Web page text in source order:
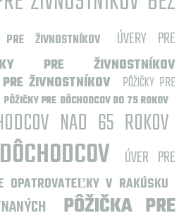
PRE ŽIVNOSTNÍKOV
ÚVERY PRE
PRE ŽIVNOSTNÍKOV
ŽIVNOSTNÍKOV
PÔŽIČKY PRE
PÔŽIČKY PRE DÔCHODCOV DO 75 ROKOV
NAD 65 ROKOV
ÚVER PRE
OPATROVATEĽKY V RAKÚSKU
PÔŽIČKA PRE